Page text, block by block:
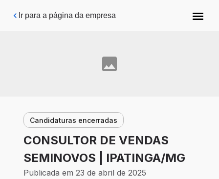
Pular para o conteúdo principal
Ir para a página da empresa
Candidaturas encerradas
CONSULTOR DE VENDAS
SEMINOVOS | IPATINGA/MG
Publicada em 23 de abril de 2025